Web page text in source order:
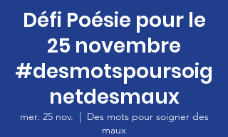
Défi Poésie pour le
25 novembre
#desmotspoursoig
netdesmaux
mer. 25 nov.
  |
Des mots pour soigner des
maux